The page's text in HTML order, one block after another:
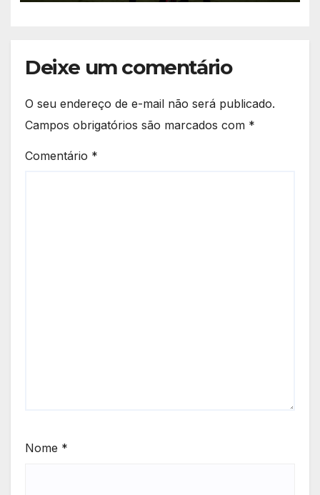
Deixe um comentário
O seu endereço de e-mail não será publicado.
Campos obrigatórios são marcados com *
Comentário *
Nome *